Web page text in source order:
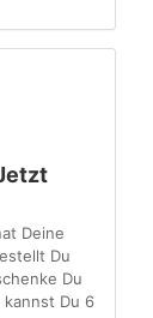
Deine
Du
Du
Du 6